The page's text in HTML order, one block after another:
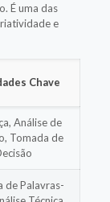
É uma das
e
Chave
Análise de
Tomada de
de Palavras-